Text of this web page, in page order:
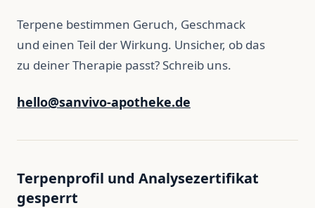
Terpene bestimmen Geruch, Geschmack
und einen Teil der Wirkung. Unsicher, ob das
zu deiner Therapie passt? Schreib uns.
hello@sanvivo-apotheke.de
Terpenprofil und Analysezertifikat
gesperrt